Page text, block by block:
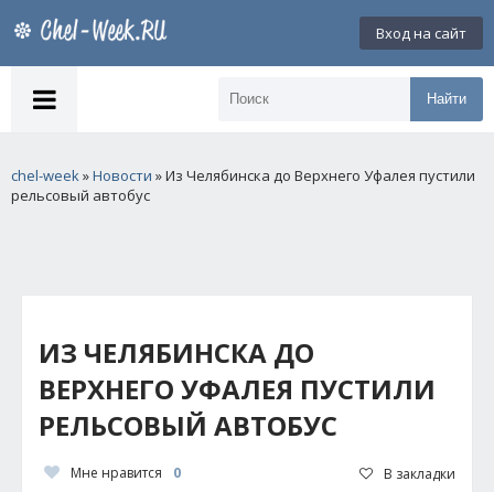
Вход на сайт
Найти
chel-week»Новости » Из Челябинска до Верхнего Уфалея пустили
рельсовый автобус
ИЗ ЧЕЛЯБИНСКА ДО
ВЕРХНЕГО УФАЛЕЯ ПУСТИЛИ
РЕЛЬСОВЫЙ АВТОБУС
Мне нравится 0 В закладки